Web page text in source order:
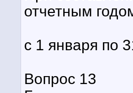
отчетным
с 1 января по
Вопрос 13